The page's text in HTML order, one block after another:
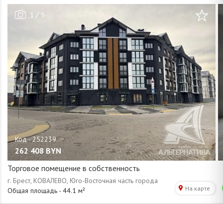
1 / 5
262 408 BYN
Торговое помещение в собственность